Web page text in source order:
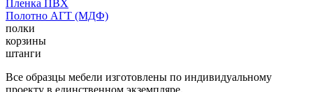
Пленка ПВХ
Полотно АГТ (МДФ)
полки
корзины
штанги
Все образцы мебели изготовлены по индивидуальному
проекту в единственном экземпляре.